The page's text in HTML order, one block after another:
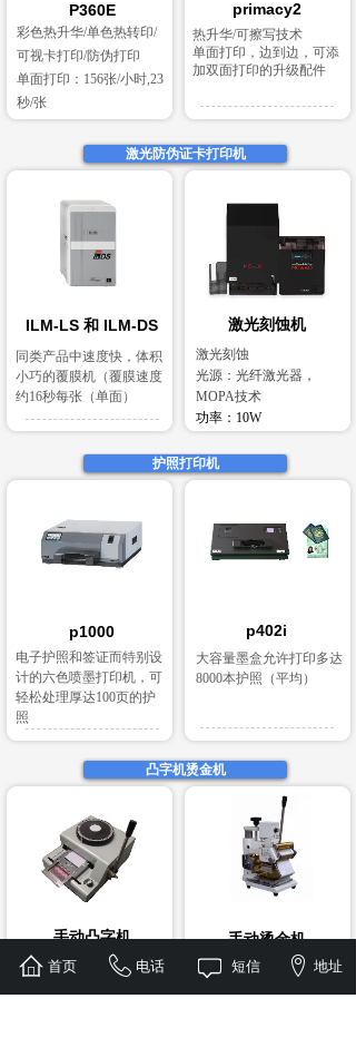
热升华/可擦写技术
单面打印，边到边，可添
加双面打印的升级配件
primacy2
彩色热升华/单色热转印/
可视卡打印/防伪打印
单面打印：156张/小时,23
秒/张
P360E
激光刻蚀
光源：光纤激光器，
MOPA技术
功率：10W
激光刻蚀机
同类产品中速度快，体积
小巧的覆膜机（覆膜速度
约16秒每张（单面）
ILM-LS 和 ILM-DS
激光防伪证卡打印机
大容量墨盒允许打印多达
8000本护照（平均）
p402i
电子护照和签证而特别设
计的六色喷墨打印机，可
轻松处理厚达100页的护
照
p1000
护照打印机
手动烫金机
英文字母:A - Z
手动凸字机
凸字机烫金机
(1) 平面发热板，配合硅
首页 电话 短信 地址